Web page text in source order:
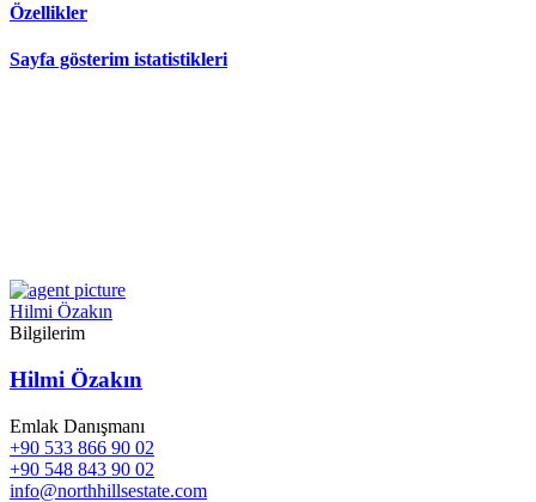
Özellikler
Sayfa gösterim istatistikleri
Hilmi Özakın
Bilgilerim
Hilmi Özakın
Emlak Danışmanı
+90 533 866 90 02
+90 548 843 90 02
info@northhillsestate.com